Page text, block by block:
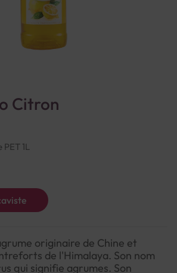
Citron
1L
originaire de Chine et
de l'Himalaya. Son nom
qui signifie agrumes. Son